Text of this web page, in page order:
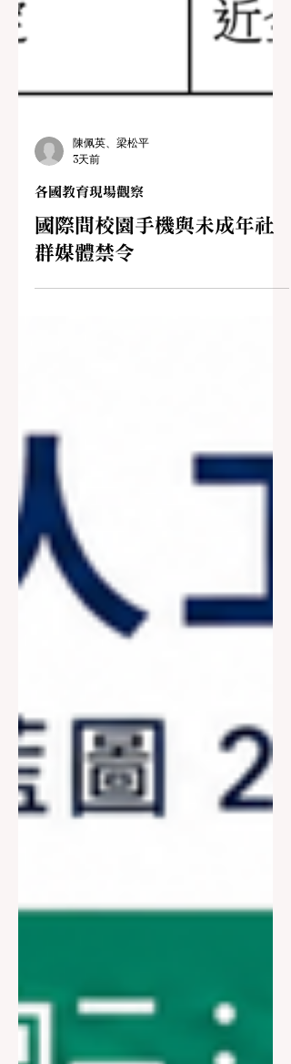
3天前
各國教育現場觀察
國際間校園手機與未成年社
群媒體禁令